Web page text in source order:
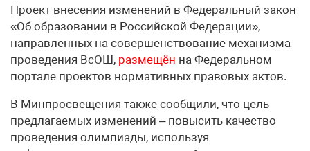
Проект внесения изменений в Федеральный закон
«Об образовании в Российской Федерации»,
направленных на совершенствование механизма
проведения ВсОШ, размещён на Федеральном
портале проектов нормативных правовых актов.
В Минпросвещения также сообщили, что цель
предлагаемых изменений – повысить качество
проведения олимпиады, используя